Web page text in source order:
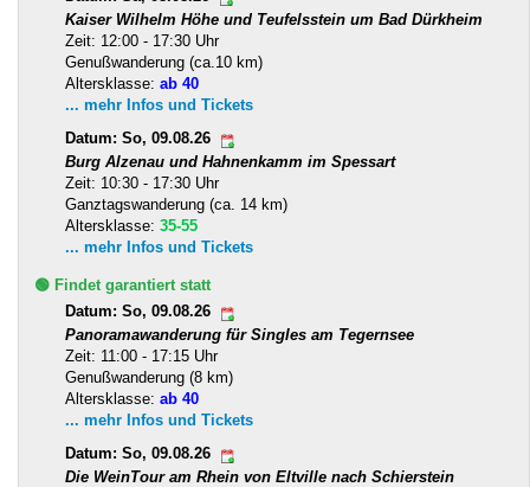
Kaiser Wilhelm Höhe und Teufelsstein um Bad Dürkheim
Zeit: 12:00 - 17:30 Uhr
Genußwanderung (ca.10 km)
Altersklasse: ab 40
... mehr Infos und Tickets
Datum: So, 09.08.26
Burg Alzenau und Hahnenkamm im Spessart
Zeit: 10:30 - 17:30 Uhr
Ganztagswanderung (ca. 14 km)
Altersklasse: 35-55
... mehr Infos und Tickets
🟢 Findet garantiert statt
Datum: So, 09.08.26
Panoramawanderung für Singles am Tegernsee
Zeit: 11:00 - 17:15 Uhr
Genußwanderung (8 km)
Altersklasse: ab 40
... mehr Infos und Tickets
Datum: So, 09.08.26
Die WeinTour am Rhein von Eltville nach Schierstein